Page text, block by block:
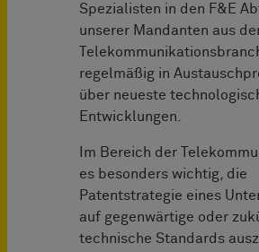
Spezialisten in den F&E
unserer Mandanten aus
regelmäßig in
über neueste
Entwicklungen.
Im Bereich der
es besonders wichtig, die
Patentstrategie eines
auf gegenwärtige oder
technische Standards